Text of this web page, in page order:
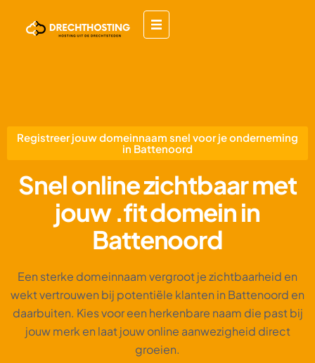
Registreer jouw domeinnaam snel voor je onderneming
in Battenoord
Snel online zichtbaar met
jouw .fit domein in
Battenoord
Een sterke domeinnaam vergroot je zichtbaarheid en
wekt vertrouwen bij potentiële klanten in Battenoord en
daarbuiten. Kies voor een herkenbare naam die past bij
jouw merk en laat jouw online aanwezigheid direct
groeien.